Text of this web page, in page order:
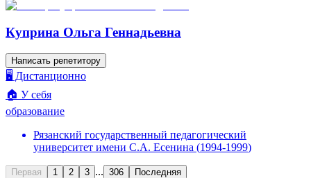
Куприна Ольга Геннадьевна
Написать репетитору
🖥️ Дистанционно
🏠 У себя
образование
Рязанский государственный педагогический
университет имени С.А. Есенина (1994-1999)
Первая 1 2 3 ... 306
Последняя